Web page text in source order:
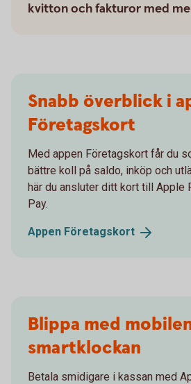
kvitton och fakturor med
Snabb överblick i
Företagskort
Med appen Företagskort får du
bättre koll på saldo, inköp och
här du ansluter ditt kort till Apple
Pay.
Appen Företagskort
Blippa med
smartklockan
Betala smidigare i kassan med